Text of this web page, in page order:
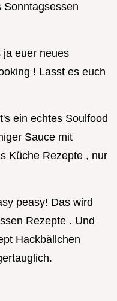
Sonntagsessen
ja euer neues
! Lasst es euch
ein echtes Soulfood
Sauce mit
Küche Rezepte , nur
peasy! Das wird
Rezepte . Und
Hackbällchen